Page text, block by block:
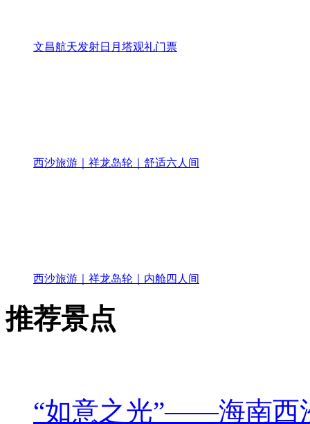
文昌航天发射日月塔观礼门票
西沙旅游｜祥龙岛轮｜舒适六人间
西沙旅游｜祥龙岛轮｜内舱四人间
推荐景点
“如意之光”——海南西